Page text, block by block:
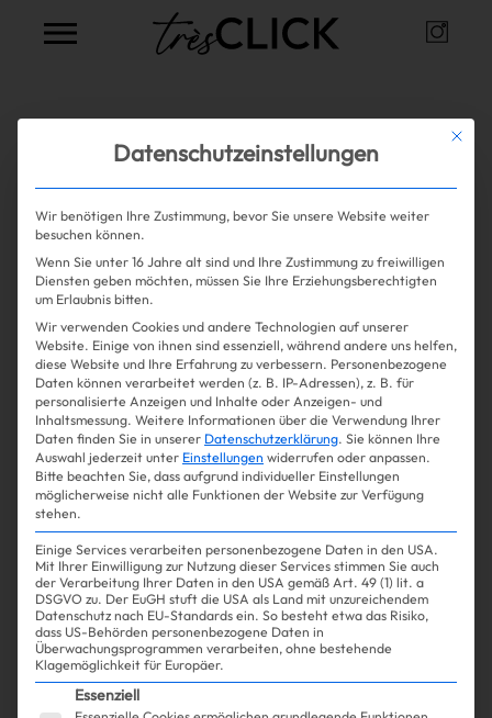
Shopping
Gossip
Experience
Win Win
Alle Artikel zum Themawarme
jacke
Shopping Fashion| 18.10.2024
Das ist die beliebteste
Mehr lesen
Mit
Datenschutzeinstellungen
Wir benötigen Ihre Zustimmung, bevor Sie unsere Website weiter
besuchen können.
Wenn Sie unter 16 Jahre alt sind und Ihre Zustimmung zu freiwilligen
Diensten geben möchten, müssen Sie Ihre Erziehungsberechtigten
um Erlaubnis bitten.
Wir verwenden Cookies und andere Technologien auf unserer
Website. Einige von ihnen sind essenziell, während andere uns helfen,
diese Website und Ihre Erfahrung zu verbessern. Personenbezogene
Daten können verarbeitet werden (z. B. IP-Adressen), z. B. für
personalisierte Anzeigen und Inhalte oder Anzeigen- und
Inhaltsmessung. Weitere Informationen über die Verwendung Ihrer
Daten finden Sie in unserer Datenschutzerklärung. Sie können Ihre
Auswahl jederzeit unter Einstellungen widerrufen oder anpassen.
Bitte beachten Sie, dass aufgrund individueller Einstellungen
möglicherweise nicht alle Funktionen der Website zur Verfügung
stehen.
Einige Services verarbeiten personenbezogene Daten in den USA.
Mit Ihrer Einwilligung zur Nutzung dieser Services stimmen Sie auch
der Verarbeitung Ihrer Daten in den USA gemäß Art. 49 (1) lit. a
DSGVO zu. Der EuGH stuft die USA als Land mit unzureichendem
Datenschutz nach EU-Standards ein. So besteht etwa das Risiko,
dass US-Behörden personenbezogene Daten in
Überwachungsprogrammen verarbeiten, ohne bestehende
Klagemöglichkeit für Europäer.
Es folgt eine Liste der Service-Gruppen, für die
Essenziell